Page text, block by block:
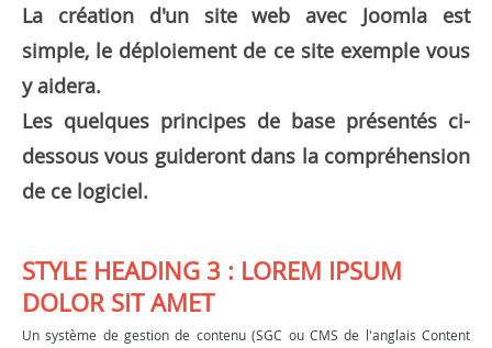
La création d'un site web avec Joomla est
simple, le déploiement de ce site exemple vous
y aidera.
Les quelques principes de base présentés ci-
dessous vous guideront dans la compréhension
de ce logiciel.
STYLE HEADING 3 : LOREM IPSUM
DOLOR SIT AMET
Un système de gestion de contenu (SGC ou CMS de l'anglais Content